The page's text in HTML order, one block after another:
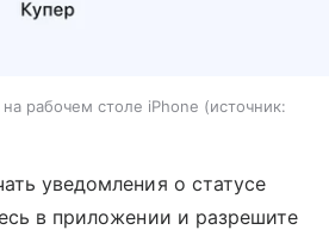
рабочем столе iPhone
источник:
уведомления о статусе
в приложении и разрешите